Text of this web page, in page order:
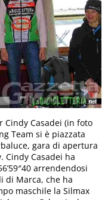
Cindy Casadei (in foto
Team si è piazzata
gara di apertura
Cindy Casadei ha
arrendendosi
di Marca, che ha
maschile la Silmax